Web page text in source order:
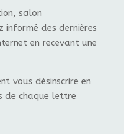
salon
informé des dernières
en recevant une
vous désinscrire en
de chaque lettre